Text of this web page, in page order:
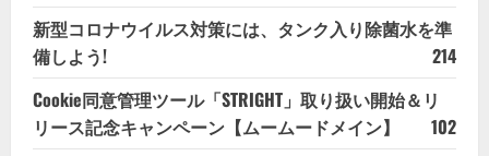
新型コロナウイルス対策には、タンク入り除菌水を準
備しよう!
214
Cookie同意管理ツール「STRIGHT」取り扱い開始＆リ
リース記念キャンペーン【ムームードメイン】
102